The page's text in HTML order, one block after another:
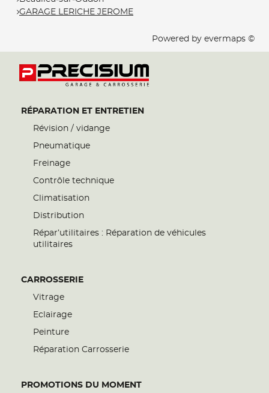
GARAGE LERICHE JEROME
Powered by evermaps ©
RÉPARATION ET ENTRETIEN
Révision / vidange
Pneumatique
Freinage
Contrôle technique
Climatisation
Distribution
Répar’utilitaires : Réparation de véhicules
utilitaires
CARROSSERIE
Vitrage
Eclairage
Peinture
Réparation Carrosserie
PROMOTIONS DU MOMENT